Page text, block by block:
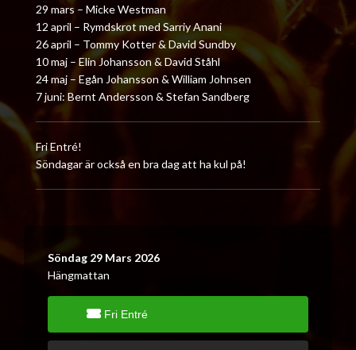
29 mars – Micke Westman
12 april – Rymdskrot med Sarriy Anani
26 april – Tommy Kotter & David Sundby
10 maj – Elin Johansson & David Ståhl
24 maj – Egån Johansson & William Johnsen
7 juni: Bernt Andersson & Stefan Sandberg
Fri Entré!
Söndagar är också en bra dag att ha kul på!
Söndag 29 Mars 2026
Hängmattan
Fri Entré